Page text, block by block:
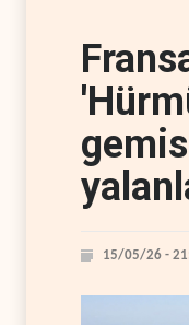
15/05/26 -